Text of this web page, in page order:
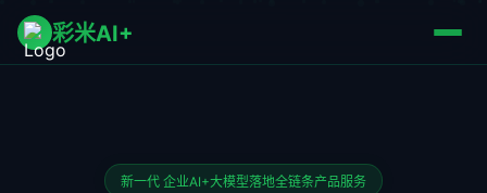
彩米AI+
新一代 企业AI+大模型落地全链条产品服务